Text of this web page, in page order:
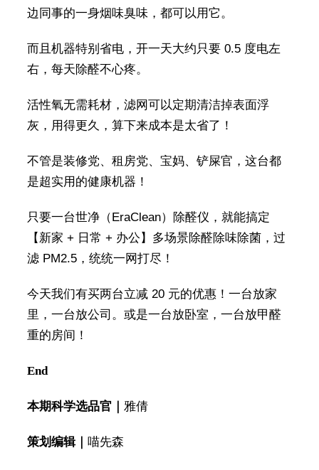
边同事的一身烟味臭味，都可以用它。
而且机器特别省电，开一天大约只要 0.5 度电左
右，每天除醛不心疼。
活性氧无需耗材，滤网可以定期清洁掉表面浮
灰，用得更久，算下来成本是太省了！
不管是装修党、租房党、宝妈、铲屎官，这台都
是超实用的健康机器！
只要一台世净（EraClean）除醛仪，就能搞定
【新家 + 日常 + 办公】多场景除醛除味除菌，过
滤 PM2.5，统统一网打尽！
今天我们有买两台立减 20 元的优惠！一台放家
里，一台放公司。或是一台放卧室，一台放甲醛
重的房间！
End
本期科学选品官｜ 雅倩
策划编辑｜ 喵先森